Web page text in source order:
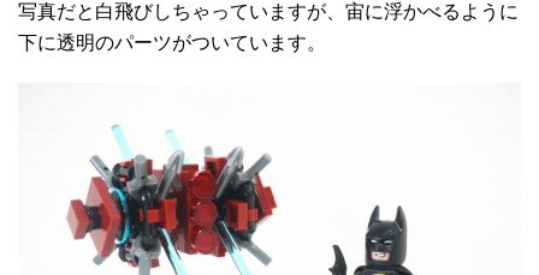
写真だと白飛びしちゃっていますが、宙に浮かべるように
下に透明のパーツがついています。